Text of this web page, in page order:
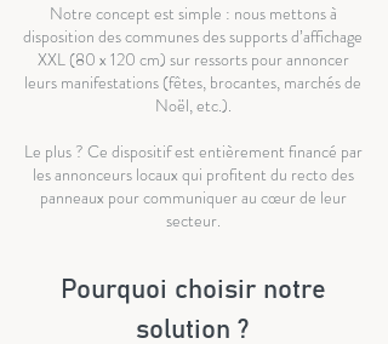
Notre concept est simple : nous mettons à
disposition des communes des supports d’affichage
XXL (80 x 120 cm) sur ressorts pour annoncer
leurs manifestations (fêtes, brocantes, marchés de
Noël, etc.).
Le plus ? Ce dispositif est entièrement financé par
les annonceurs locaux qui profitent du recto des
panneaux pour communiquer au cœur de leur
secteur.
Pourquoi choisir notre
solution ?